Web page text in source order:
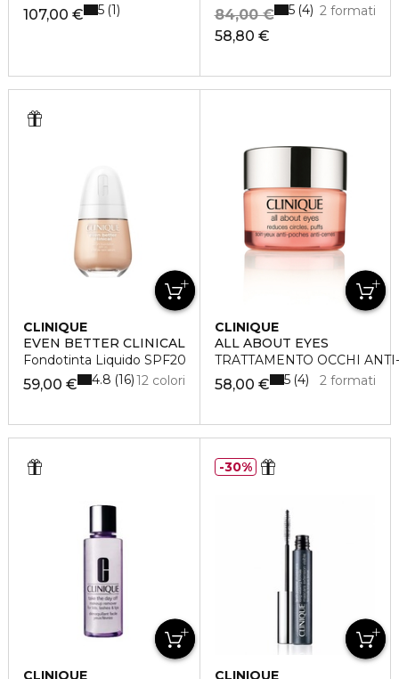
107,00 € 5 1
58,80 €
84,00 € 2 formati
5 4
CLINIQUE
EVEN BETTER CLINICAL
Fondotinta Liquido SPF20
59,00 € 12 colori
4.8 16
CLINIQUE
ALL ABOUT EYES
TRATTAMENTO OCCHI
58,00 € 2 formati
5 4
CLINIQUE
CLINIQUE
30%